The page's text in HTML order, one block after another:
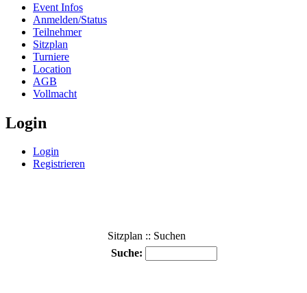
Event Infos
Anmelden/Status
Teilnehmer
Sitzplan
Turniere
Location
AGB
Vollmacht
Login
Login
Registrieren
Sitzplan :: Suchen
Suche: